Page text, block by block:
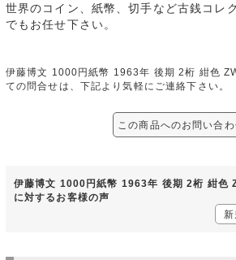
世界のコイン、紙幣、切手など古銭コレ
でもお任せ下さい。
伊藤博文 1000円紙幣 1963年 後期 2桁 紺色
ての問合せは、下記より気軽にご連絡下さい。
この商品へのお問い合
伊藤博文 1000円紙幣 1963年 後期 2桁 紺色
に対するお客様の声
新